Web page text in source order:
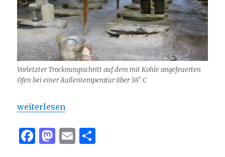
Vorletzter Trocknungsschritt auf dem mit Kohle angefeuerten
Ofen bei einer Außentemperatur über 38° C
„Serranía de la Macarena“
weiterlesen
F
M E